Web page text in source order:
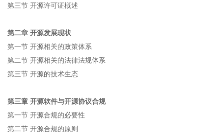
第三节 开源许可证概述
第二章 开源发展现状
第一节 开源相关的政策体系
第二节 开源相关的法律法规体系
第三节 开源的技术生态
第三章 开源软件与开源协议合规
第一节 开源合规的必要性
第二节 开源合规的原则